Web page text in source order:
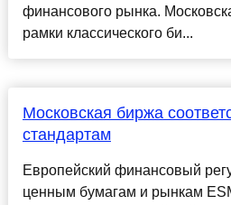
финансового рынка.
рамки классического би...
Московская биржа
стандартам
Европейский финансовый
ценным бумагам и рынкам